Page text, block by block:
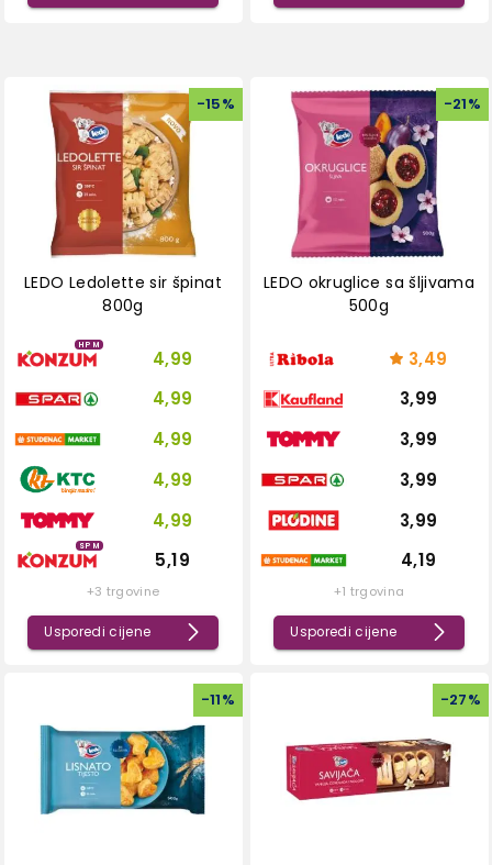
-15%
LEDO Ledolette sir špinat
800g
HPM
4,99
4,99
4,99
4,99
4,99
SPM
5,19
+3 trgovine
Usporedi cijene
-21%
LEDO okruglice sa šljivama
500g
3,49
3,99
3,99
3,99
3,99
4,19
+1 trgovina
Usporedi cijene
-11% -27%